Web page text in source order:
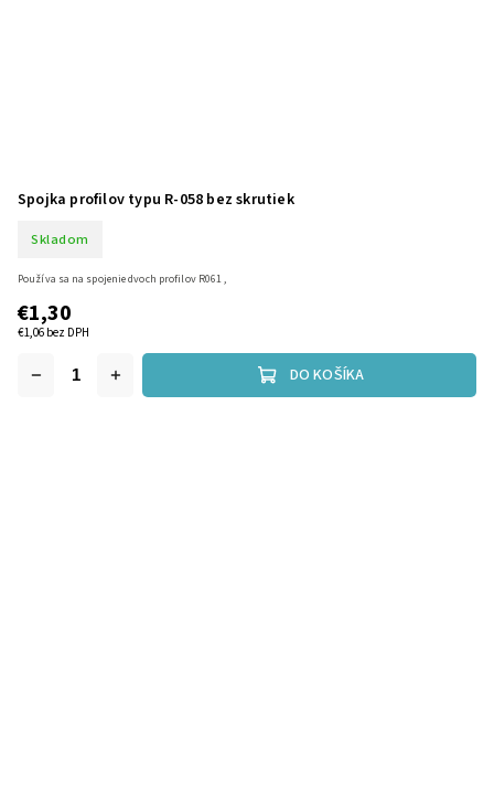
Spojka profilov typu R-058 bez skrutiek
Skladom
€1,06 bez DPH
€1,30
DO KOŠÍKA
Používa sa na spojenie dvoch profilov R061 ,